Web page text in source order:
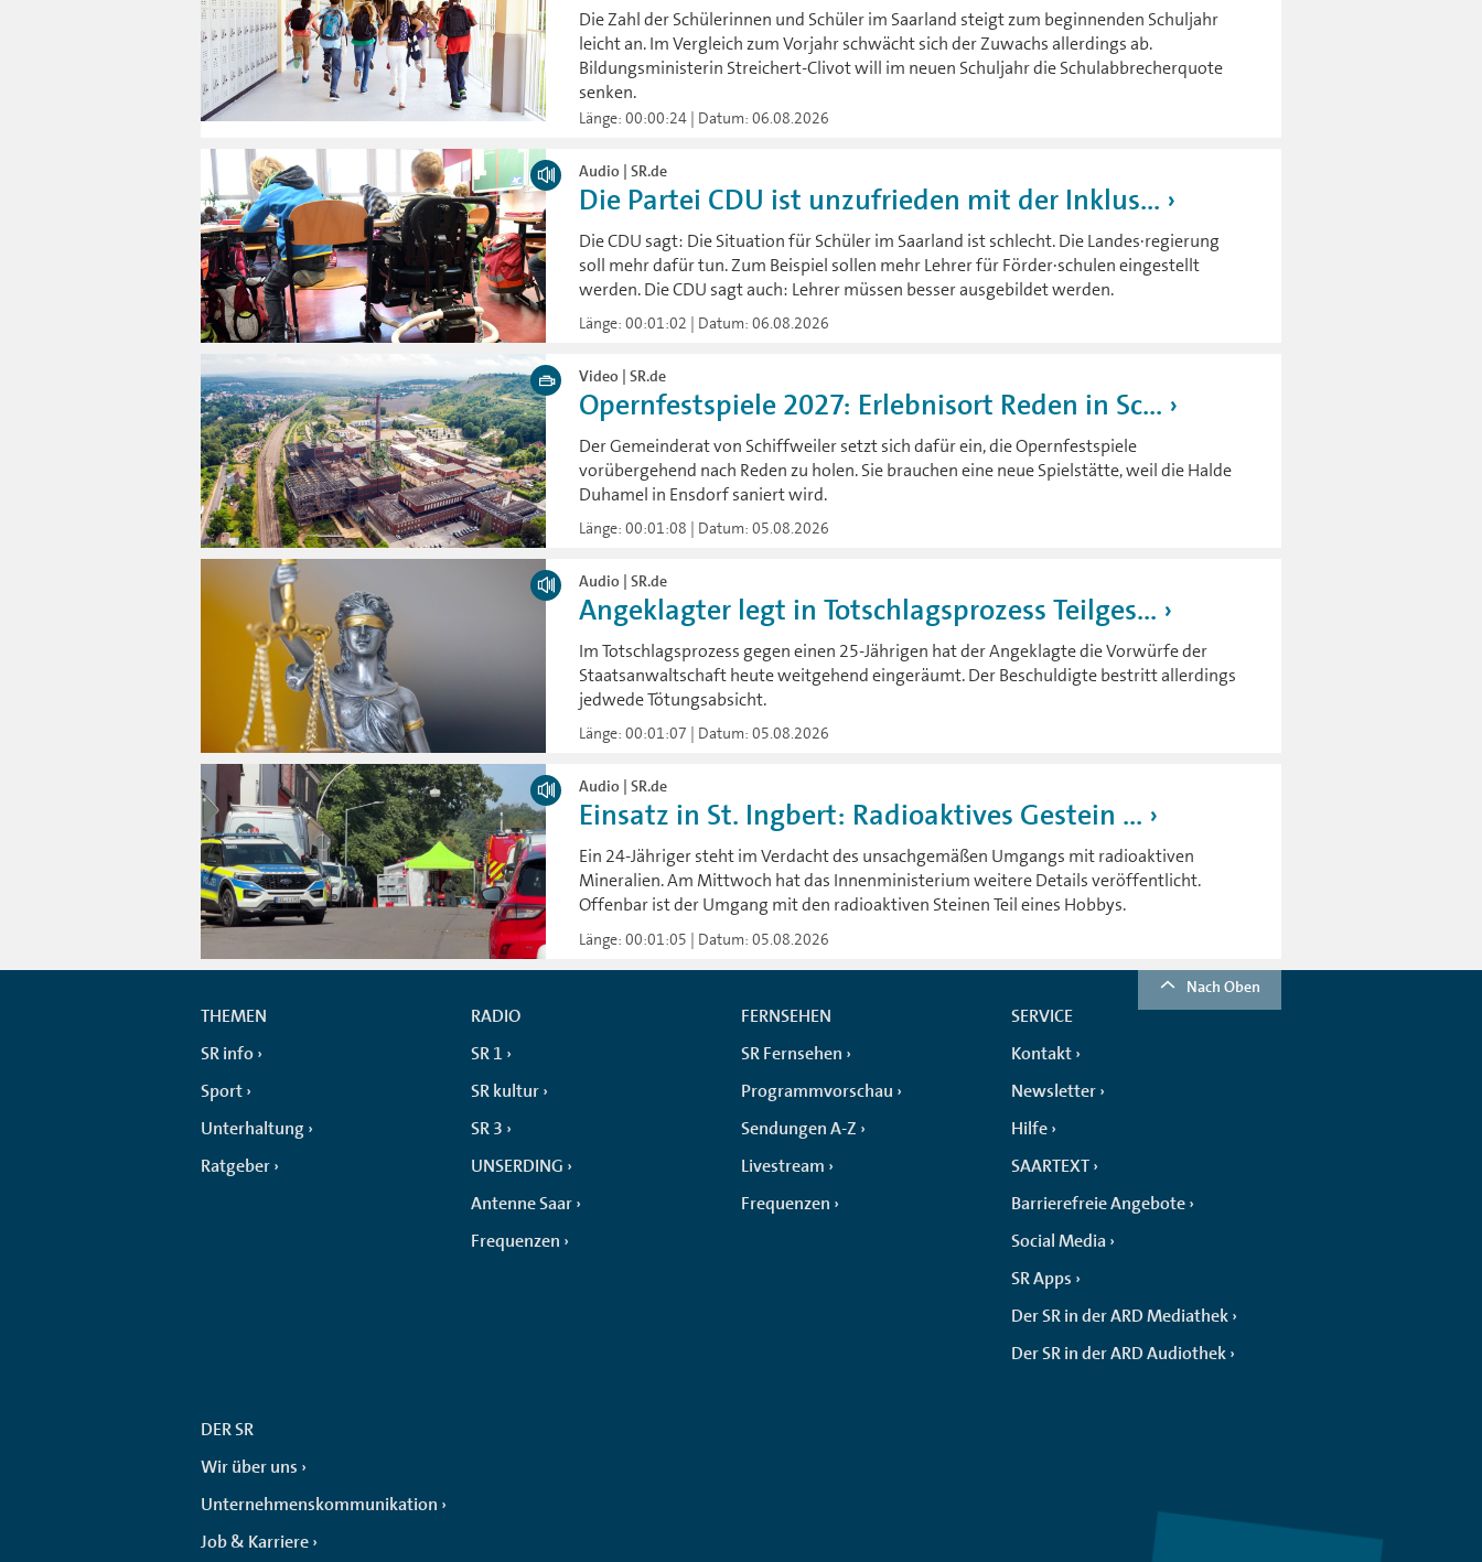
Die Zahl der Schülerinnen und Schüler im Saarland steigt zum beginnenden Schuljahr
leicht an. Im Vergleich zum Vorjahr schwächt sich der Zuwachs allerdings ab.
Bildungsministerin Streichert-Clivot will im neuen Schuljahr die Schulabbrecherquote
senken.
Länge: 00:00:24 | Datum: 06.08.2026
Audio | SR.de
Die Partei CDU ist unzufrieden mit der Inklus...
Die CDU sagt: Die Situation für Schüler im Saarland ist schlecht. Die Landes·regierung
soll mehr dafür tun. Zum Beispiel sollen mehr Lehrer für Förder·schulen eingestellt
werden. Die CDU sagt auch: Lehrer müssen besser ausgebildet werden.
Länge: 00:01:02 | Datum: 06.08.2026
Video | SR.de
Opernfestspiele 2027: Erlebnisort Reden in Sc...
Der Gemeinderat von Schiffweiler setzt sich dafür ein, die Opernfestspiele
vorübergehend nach Reden zu holen. Sie brauchen eine neue Spielstätte, weil die Halde
Duhamel in Ensdorf saniert wird.
Länge: 00:01:08 | Datum: 05.08.2026
Audio | SR.de
Angeklagter legt in Totschlagsprozess Teilges...
Im Totschlagsprozess gegen einen 25-Jährigen hat der Angeklagte die Vorwürfe der
Staatsanwaltschaft heute weitgehend eingeräumt. Der Beschuldigte bestritt allerdings
jedwede Tötungsabsicht.
Länge: 00:01:07 | Datum: 05.08.2026
Audio | SR.de
Einsatz in St. Ingbert: Radioaktives Gestein ...
Ein 24-Jähriger steht im Verdacht des unsachgemäßen Umgangs mit radioaktiven
Mineralien. Am Mittwoch hat das Innenministerium weitere Details veröffentlicht.
Offenbar ist der Umgang mit den radioaktiven Steinen Teil eines Hobbys.
Länge: 00:01:05 | Datum: 05.08.2026
Nach Oben
THEMEN
SR info
Sport
Unterhaltung
Ratgeber
RADIO
SR 1
SR kultur
SR 3
UNSERDING
Antenne Saar
Frequenzen
FERNSEHEN
SR Fernsehen
Programmvorschau
Sendungen A-Z
Livestream
Frequenzen
SERVICE
Kontakt
Newsletter
Hilfe
SAARTEXT
Barrierefreie Angebote
Social Media
SR Apps
Der SR in der ARD Mediathek
Der SR in der ARD Audiothek
DER SR
Wir über uns
Unternehmenskommunikation
Job & Karriere